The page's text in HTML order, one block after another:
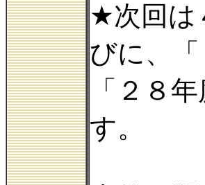
★次回は
びに、
「２８
す。